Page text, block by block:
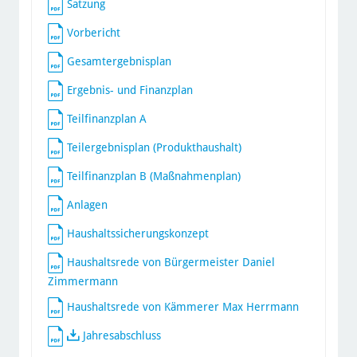
Satzung
Vorbericht
Gesamtergebnisplan
Ergebnis- und Finanzplan
Teilfinanzplan A
Teilergebnisplan (Produkthaushalt)
Teilfinanzplan B (Maßnahmenplan)
Anlagen
Haushaltssicherungskonzept
Haushaltsrede von Bürgermeister Daniel
Zimmermann
Haushaltsrede von Kämmerer Max Herrmann
Jahresabschluss